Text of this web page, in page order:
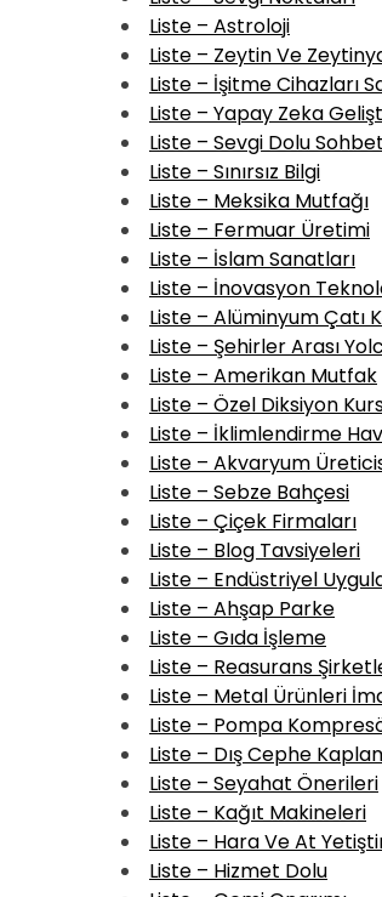
Liste – Astroloji
Liste – Zeytin Ve
Liste – İşitme Cihazları
Liste – Yapay Zeka
Liste – Sevgi Dolu
Liste – Sınırsız Bilgi
Liste – Meksika Mutfağı
Liste – Fermuar Üretimi
Liste – İslam Sanatları
Liste – İnovasyon
Liste – Alüminyum Çatı
Liste – Şehirler Arası
Liste – Amerikan Mutfak
Liste – Özel Diksiyon
Liste – İklimlendirme
Liste – Akvaryum
Liste – Sebze Bahçesi
Liste – Çiçek Firmaları
Liste – Blog Tavsiyeleri
Liste – Endüstriyel
Liste – Ahşap Parke
Liste – Gıda İşleme
Liste – Reasurans
Liste – Metal Ürünleri
Liste – Pompa
Liste – Dış Cephe
Liste – Seyahat Önerileri
Liste – Kağıt Makineleri
Liste – Hara Ve At
Liste – Hizmet Dolu